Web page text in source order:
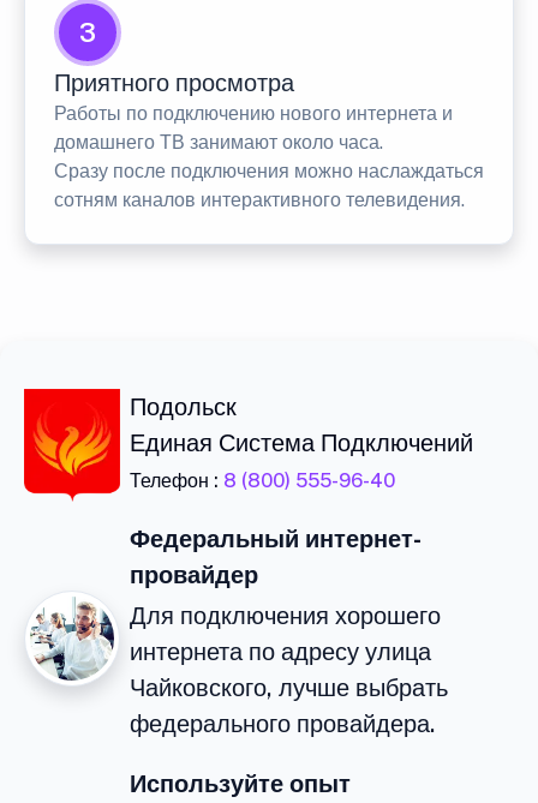
3
Приятного просмотра
Работы по подключению нового интернета и
домашнего ТВ занимают около часа.
Сразу после подключения можно наслаждаться
сотням каналов интерактивного телевидения.
Подольск
Единая Система Подключений
Телефон : 8 (800) 555-96-40
Федеральный интернет-
провайдер
Для подключения хорошего
интернета по адресу улица
Чайковского, лучше выбрать
федерального провайдера.
Используйте опыт